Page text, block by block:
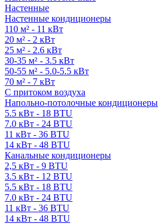
Настенные
Настенные кондиционеры
110 м² - 11 кВт
20 м² - 2 кВт
25 м² - 2.6 кВт
30-35 м² - 3.5 кВт
50-55 м² - 5.0-5.5 кВт
70 м² - 7 кВт
С притоком воздуха
Напольно-потолочные кондиционеры
5.5 кВт - 18 BTU
7.0 кВт - 24 BTU
11 кВт - 36 BTU
14 кВт - 48 BTU
Канальные кондиционеры
2,5 кВт - 9 BTU
3.5 кВт - 12 BTU
5.5 кВт - 18 BTU
7.0 кВт - 24 BTU
11 кВт - 36 BTU
14 кВт - 48 BTU